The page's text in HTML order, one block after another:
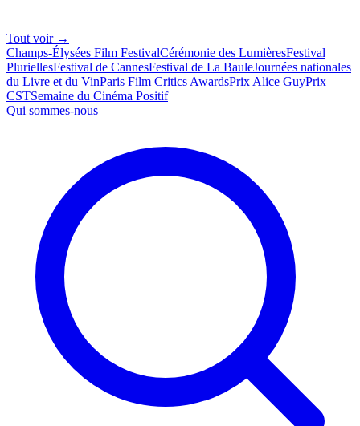
Tout voir →
Champs-Élysées Film FestivalCérémonie des LumièresFestival
PluriellesFestival de CannesFestival de La BauleJournées nationales
du Livre et du VinParis Film Critics AwardsPrix Alice GuyPrix
CSTSemaine du Cinéma Positif
Qui sommes-nous